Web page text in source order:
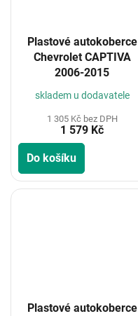
Plastové autokoberce
Chevrolet CAPTIVA
2006-2015
skladem u dodavatele
1 305 Kč bez DPH
1 579 Kč
Do košíku
Plastové autokoberce